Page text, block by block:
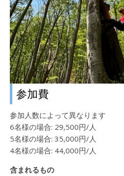
参加費
参加人数によって異なります
6名様の場合: 29,500円/人
5名様の場合: 35,000円/人
4名様の場合: 44,000円/人
含まれるもの